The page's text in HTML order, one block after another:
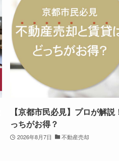
【京都市民必見】プロが解
っちがお得？
2026年8月7日 不動産売却